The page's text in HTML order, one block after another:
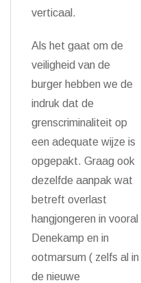
verticaal.
Als het gaat om de
veiligheid van de
burger hebben we de
indruk dat de
grenscriminaliteit op
een adequate wijze is
opgepakt. Graag ook
dezelfde aanpak wat
betreft overlast
hangjongeren in vooral
Denekamp en in
ootmarsum ( zelfs al in
de nieuwe